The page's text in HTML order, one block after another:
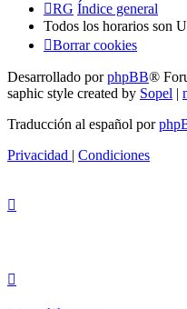
RG Índice general
Todos los horarios son
Borrar cookies
Desarrollado porphpBB®
saphic style created by Sopel |
Traducción al español por
Privacidad | Condiciones